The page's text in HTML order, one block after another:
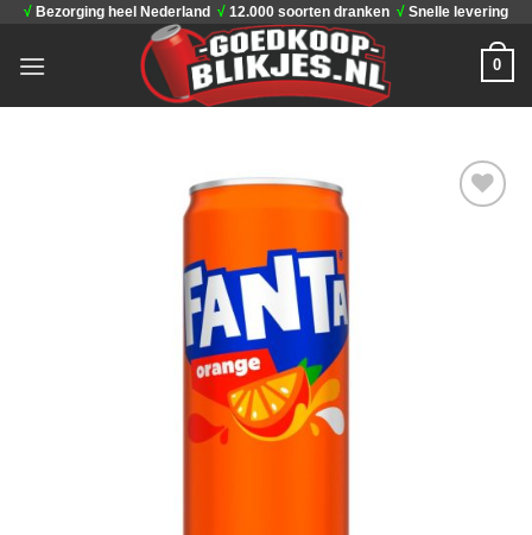
inhoud
√ Bezorging heel Nederland √ 12.000 soorten dranken √ Snelle levering
0